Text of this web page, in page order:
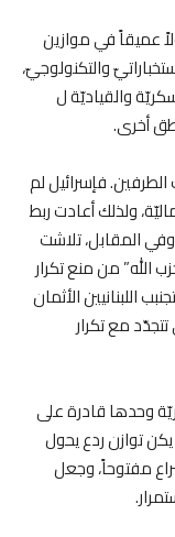
عميقاً في موازين
والتكنولوجيّ،
والقياديّة ل
أخرى.
فإسرائيل لم
ولذلك أعادت ربط
المقابل، تلاشت
الله” من منع تكرار
اللبنانيين الأثمان
تتجدّد مع تكرار
وحدها قادرة على
توازن ردع يحول
مفتوحاً، وجعل